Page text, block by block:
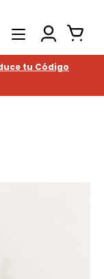
tu Código